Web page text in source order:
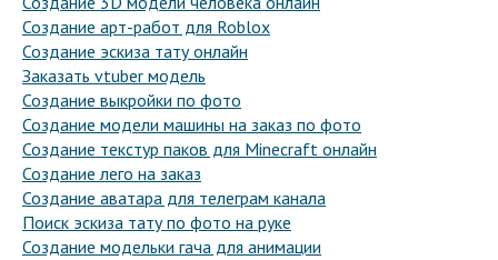
Создание арт-работ для Roblox
Создание эскиза тату онлайн
Заказать vtuber модель
Создание выкройки по фото
Создание модели машины на заказ по фото
Создание текстур паков для Minecraft онлайн
Создание лего на заказ
Создание аватара для телеграм канала
Поиск эскиза тату по фото на руке
Создание модельки гача для анимации